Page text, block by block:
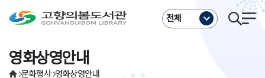
전체
문화행사 영화상영안내
영화상영안내